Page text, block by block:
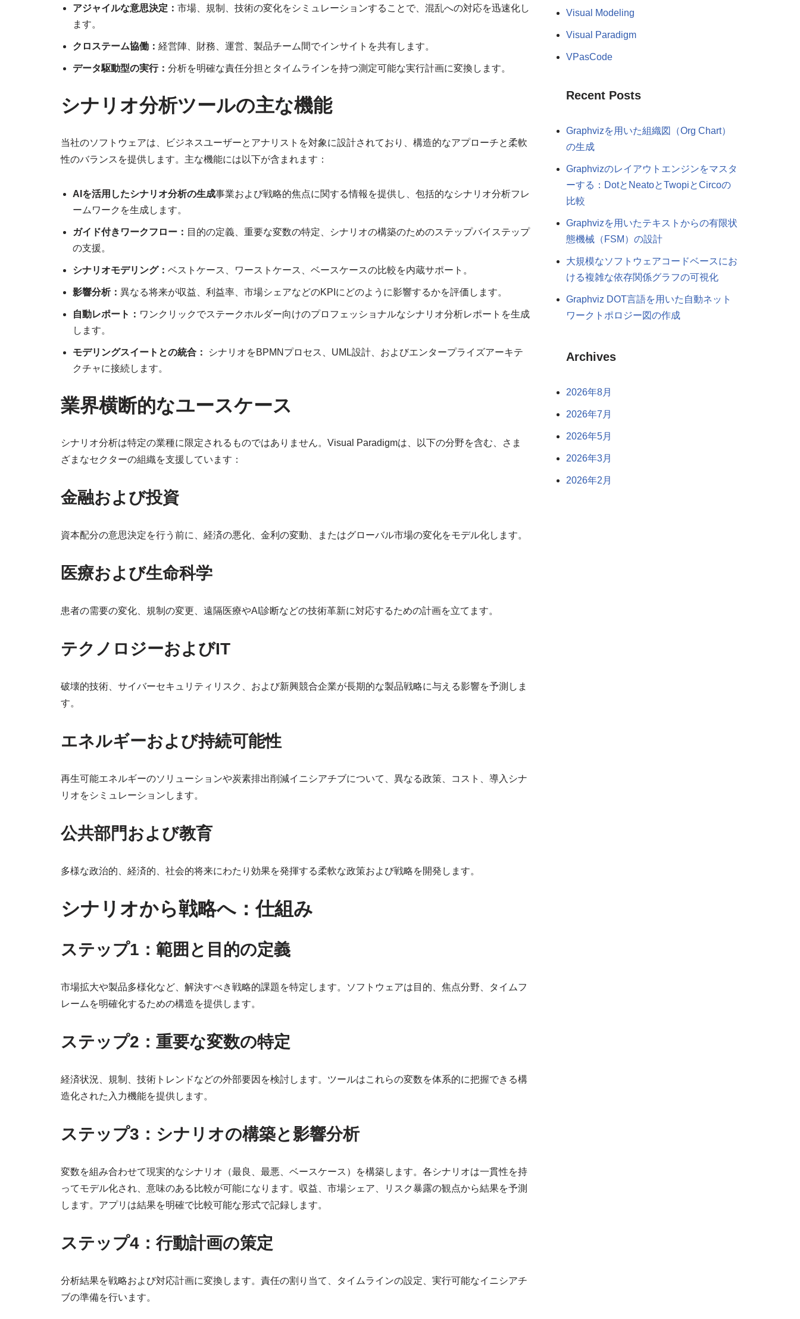
アジャイルな意思決定： 市場、規制、技術の変化をシミュレーションすることで、混乱への対応を迅速化し
ます。
クロステーム協働： 経営陣、財務、運営、製品チーム間でインサイトを共有します。
データ駆動型の実行： 分析を明確な責任分担とタイムラインを持つ測定可能な実行計画に変換します。
シナリオ分析ツールの主な機能
当社のソフトウェアは、ビジネスユーザーとアナリストを対象に設計されており、構造的なアプローチと柔軟
性のバランスを提供します。主な機能には以下が含まれます：
AIを活用したシナリオ分析の生成事業および戦略的焦点に関する情報を提供し、包括的なシナリオ分析フレ
ームワークを生成します。
ガイド付きワークフロー： 目的の定義、重要な変数の特定、シナリオの構築のためのステップバイステップ
の支援。
シナリオモデリング： ベストケース、ワーストケース、ベースケースの比較を内蔵サポート。
影響分析： 異なる将来が収益、利益率、市場シェアなどのKPIにどのように影響するかを評価します。
自動レポート： ワンクリックでステークホルダー向けのプロフェッショナルなシナリオ分析レポートを生成
します。
モデリングスイートとの統合：
シナリオをBPMNプロセス、UML設計、およびエンタープライズアーキテ
クチャに接続します。
業界横断的なユースケース
シナリオ分析は特定の業種に限定されるものではありません。Visual Paradigmは、以下の分野を含む、さま
ざまなセクターの組織を支援しています：
金融および投資
資本配分の意思決定を行う前に、経済の悪化、金利の変動、またはグローバル市場の変化をモデル化します。
医療および生命科学
患者の需要の変化、規制の変更、遠隔医療やAI診断などの技術革新に対応するための計画を立てます。
テクノロジーおよびIT
破壊的技術、サイバーセキュリティリスク、および新興競合企業が長期的な製品戦略に与える影響を予測しま
す。
エネルギーおよび持続可能性
再生可能エネルギーのソリューションや炭素排出削減イニシアチブについて、異なる政策、コスト、導入シナ
リオをシミュレーションします。
公共部門および教育
多様な政治的、経済的、社会的将来にわたり効果を発揮する柔軟な政策および戦略を開発します。
シナリオから戦略へ：仕組み
ステップ1：範囲と目的の定義
市場拡大や製品多様化など、解決すべき戦略的課題を特定します。ソフトウェアは目的、焦点分野、タイムフ
レームを明確化するための構造を提供します。
ステップ2：重要な変数の特定
経済状況、規制、技術トレンドなどの外部要因を検討します。ツールはこれらの変数を体系的に把握できる構
造化された入力機能を提供します。
ステップ3：シナリオの構築と影響分析
変数を組み合わせて現実的なシナリオ（最良、最悪、ベースケース）を構築します。各シナリオは一貫性を持
ってモデル化され、意味のある比較が可能になります。収益、市場シェア、リスク暴露の観点から結果を予測
します。アプリは結果を明確で比較可能な形式で記録します。
ステップ4：行動計画の策定
分析結果を戦略および対応計画に変換します。責任の割り当て、タイムラインの設定、実行可能なイニシアチ
ブの準備を行います。
Visual Modeling
Visual Paradigm
VPasCode
Recent Posts
Graphvizを用いた組織図（Org Chart）
の生成
Graphvizのレイアウトエンジンをマスタ
ーする：DotとNeatoとTwopiとCircoの
比較
Graphvizを用いたテキストからの有限状
態機械（FSM）の設計
大規模なソフトウェアコードベースにお
ける複雑な依存関係グラフの可視化
Graphviz DOT言語を用いた自動ネット
ワークトポロジー図の作成
Archives
2026年8月
2026年7月
2026年5月
2026年3月
2026年2月